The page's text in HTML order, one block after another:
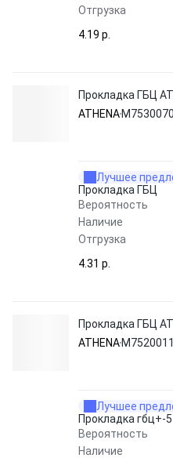
Отгрузка
4.19 p.
Прокладка ГБЦ
ATHENA
Лучшее
Прокладка ГБЦ
Вероятность
Наличие
Отгрузка
4.31 p.
Прокладка ГБЦ
ATHENA
Лучшее
Прокладка гбц+-
Вероятность
Наличие